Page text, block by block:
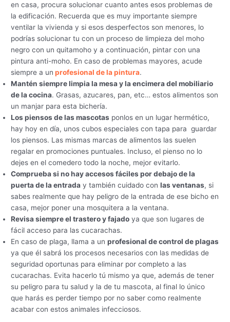
en casa, procura solucionar cuanto antes esos problemas de
la edificación. Recuerda que es muy importante siempre
ventilar la vivienda y si esos desperfectos son menores, lo
podrías solucionar tu con un proceso de limpieza del moho
negro con un quitamoho y a continuación, pintar con una
pintura anti-moho. En caso de problemas mayores, acude
siempre a un profesional de la pintura.
Mantén siempre limpia la mesa y la encimera del mobiliario
de la cocina. Grasas, azucares, pan, etc… estos alimentos son
un manjar para esta bichería.
Los piensos de las mascotas ponlos en un lugar hermético,
hay hoy en día, unos cubos especiales con tapa para guardar
los piensos. Las mismas marcas de alimentos las suelen
regalar en promociones puntuales. Incluso, el pienso no lo
dejes en el comedero todo la noche, mejor evitarlo.
Comprueba si no hay accesos fáciles por debajo de la
puerta de la entrada y también cuidado conlas ventanas, si
sabes realmente que hay peligro de la entrada de ese bicho en
casa, mejor poner una mosquitera a la ventana.
Revisa siempre el trastero y fajado ya que son lugares de
fácil acceso para las cucarachas.
En caso de plaga, llama a unprofesional de control de plagas
ya que él sabrá los procesos necesarios con las medidas de
seguridad oportunas para eliminar por completo a las
cucarachas. Evita hacerlo tú mismo ya que, además de tener
su peligro para tu salud y la de tu mascota, al final lo único
que harás es perder tiempo por no saber como realmente
acabar con estos animales infecciosos.